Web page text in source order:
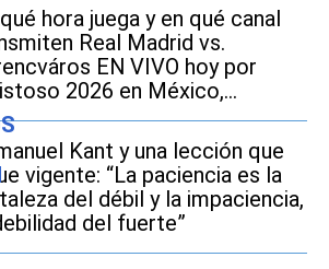
hora juega y en qué canal
Real Madrid vs.
EN VIVO hoy por
2026 en México,
Unidos y España?
Kant y una lección que
vigente: “La paciencia es la
del débil y la impaciencia,
del fuerte”